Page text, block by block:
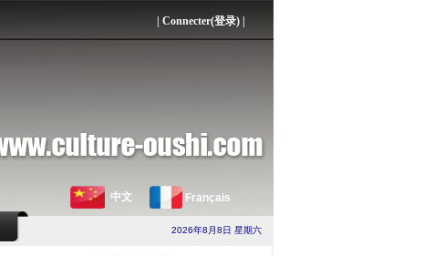
Connecter(登录)
中文 Français
2026年8月8日 星期六